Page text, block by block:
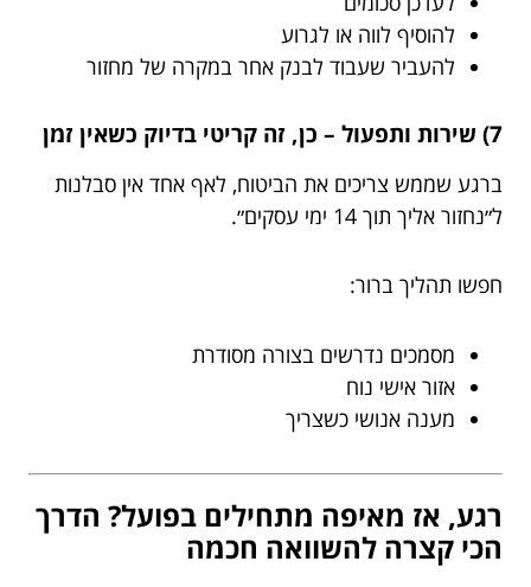
להוסיף לווה או לגרוע
להעביר שעבוד לבנק אחר במקרה של מחזור
7) שירות ותפעול – כן, זה קריטי בדיוק כשאין זמן
ברגע שממש צריכים את הביטוח, לאף אחד אין סבלנות
ל״נחזור אליך תוך 14 ימי עסקים״.
חפשו תהליך ברור:
מסמכים נדרשים בצורה מסודרת
אזור אישי נוח
מענה אנושי כשצריך
רגע, אז מאיפה מתחילים בפועל? הדרך
הכי קצרה להשוואה חכמה